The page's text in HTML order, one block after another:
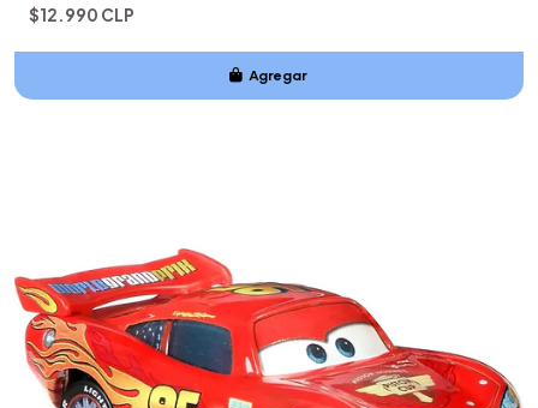
$12.990 CLP
Agregar